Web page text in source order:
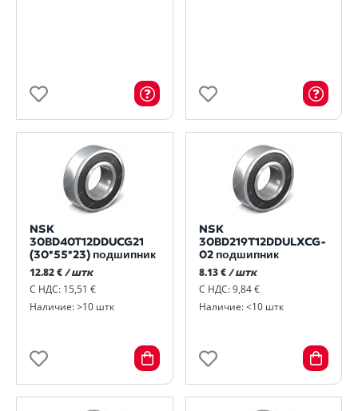
NSK
30BD40T12DDUCG21
(30*55*23) подшипник
12.82 €/ штк
С НДС: 15,51 €
Наличие: >10 штк
NSK
30BD219T12DDULXCG-
02 подшипник
8.13 € / штк
С НДС: 9,84 €
Наличие: <10 штк